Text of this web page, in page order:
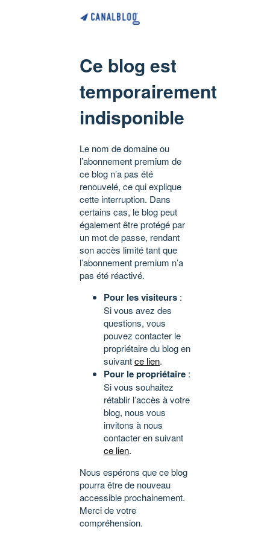
Ce blog est
temporairement
indisponible
Le nom de domaine ou
l’abonnement premium de
ce blog n’a pas été
renouvelé, ce qui explique
cette interruption. Dans
certains cas, le blog peut
également être protégé par
un mot de passe, rendant
son accès limité tant que
l’abonnement premium n’a
pas été réactivé.
Pour les visiteurs :
Si vous avez des
questions, vous
pouvez contacter le
propriétaire du blog en
suivantce lien.
Pour le propriétaire :
Si vous souhaitez
rétablir l’accès à votre
blog, nous vous
invitons à nous
contacter en suivant
ce lien.
Nous espérons que ce blog
pourra être de nouveau
accessible prochainement.
Merci de votre
compréhension.